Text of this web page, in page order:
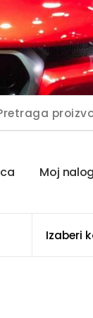
ca Moj nalog